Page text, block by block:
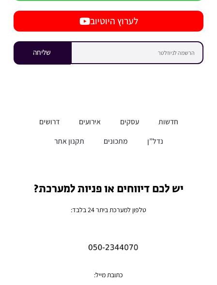
לערוץ היוטיוב
שליחה
חדשות עסקים אירועים
דרושים
נדל”ן
מתכונים תקנון אתר
יש לכם דיווחים או פניות למערכת?
טלפון למערכת ביתר 24 בלבד:
כתובת מייל: